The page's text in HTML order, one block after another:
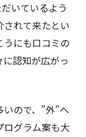
いているよう
れて来たとい
うにも口コミの
認知が広がっ
ので、”外”へ
グラム案も大